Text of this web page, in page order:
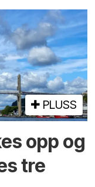
PLUSS
opp og
tre